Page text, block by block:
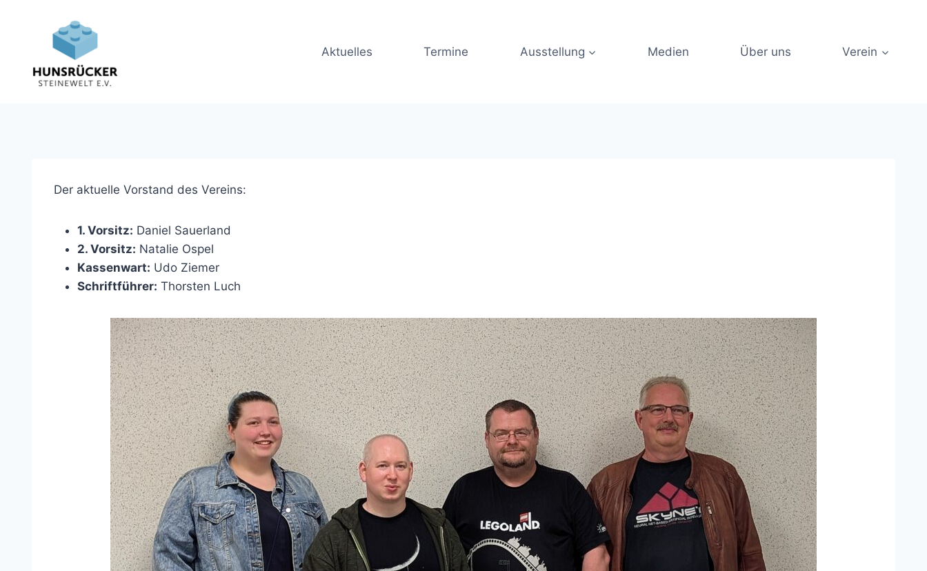
Aktuelles Termine Ausstellung Medien Über uns Verein
Der aktuelle Vorstand des Vereins:
1. Vorsitz: Daniel Sauerland
2. Vorsitz: Natalie Ospel
Kassenwart: Udo Ziemer
Schriftführer: Thorsten Luch